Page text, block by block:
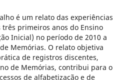
é um relato das experiências
primeiros anos do Ensino
Inicial) no período de 2010 a
Memórias. O relato objetiva
de registros discentes,
de Memórias, contribui para o
de alfabetização e de